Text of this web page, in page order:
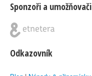
Sponzoři a umožňovači
Odkazovník